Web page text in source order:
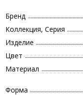
Бренд
Коллекция, Серия
Изделие
Цвет
Материал
Форма